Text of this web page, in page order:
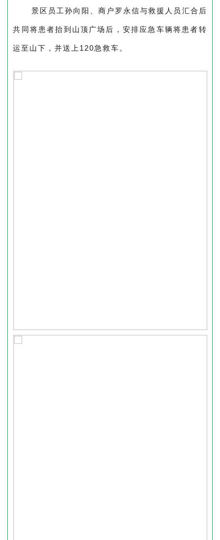
景区员工孙向阳、商户罗永信与救援人员汇合后
共同将患者抬到山顶广场后，安排应急车辆将患者转
运至山下，并送上 120急救车。